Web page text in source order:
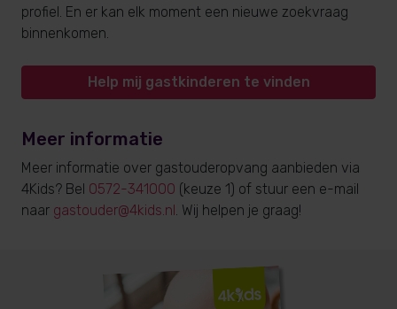
profiel. En er kan elk moment een nieuwe zoekvraag
binnenkomen.
Help mij gastkinderen te vinden
Meer informatie
Meer informatie over gastouderopvang aanbieden via
4Kids? Bel 0572-341000 (keuze 1) of stuur een e-mail
naar gastouder@4kids.nl. Wij helpen je graag!